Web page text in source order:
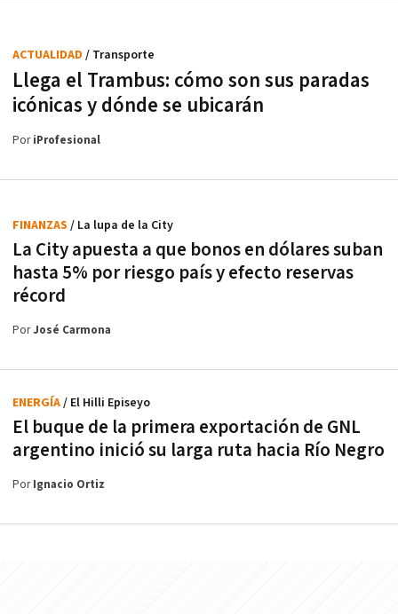
Llega el Trambus: cómo son sus paradas
icónicas y dónde se ubicarán
ACTUALIDAD / Transporte
PoriProfesional
La City apuesta a que bonos en dólares suban
hasta 5% por riesgo país y efecto reservas
récord
FINANZAS / La lupa de la City
PorJosé Carmona
El buque de la primera exportación de GNL
argentino inició su larga ruta hacia Río Negro
ENERGÍA/ El Hilli Episeyo
PorIgnacio Ortiz